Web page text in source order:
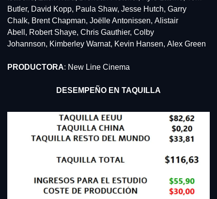
Butler, David Kopp, Paula Shaw, Jesse Hutch, Garry
Chalk, Brent Chapman, Joëlle Antonissen, Alistair
Abell, Robert Shaye, Chris Gauthier, Colby
Johannson, Kimberley Warnat, Kevin Hansen, Alex Green
PRODUCTORA: New Line Cinema
DESEMPEÑO EN TAQUILLA